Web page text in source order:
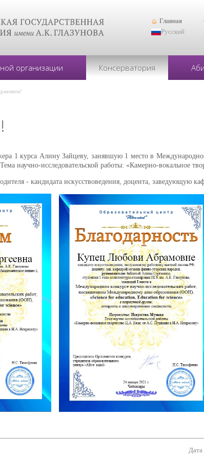
Главная
Русский
организации Консерватория
1 курса Алину Зайцеву, занявшую 1 место в
научно-исследовательской работы: «Камерно-
- кандидата искусствоведения, доцента,